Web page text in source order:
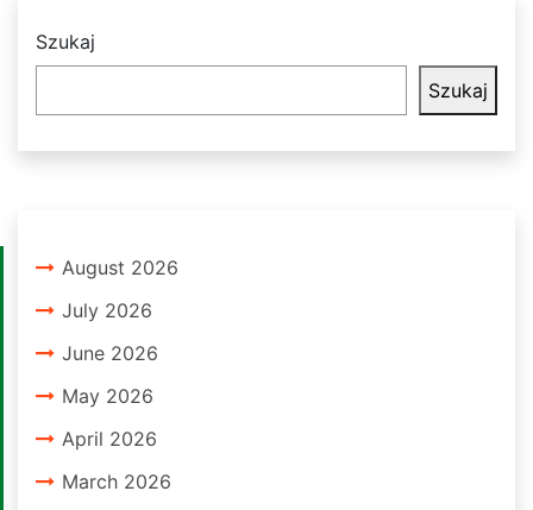
Szukaj
Szukaj
August 2026
July 2026
June 2026
May 2026
April 2026
March 2026